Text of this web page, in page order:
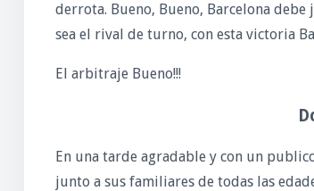
derrota. Bueno, Bueno, Barcelona
sea el rival de turno, con esta victoria
El arbitraje Bueno!!!
En una tarde agradable y con un
junto a sus familiares de todas las